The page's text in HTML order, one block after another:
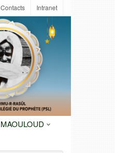
Contacts Intranet
MAOULOUD